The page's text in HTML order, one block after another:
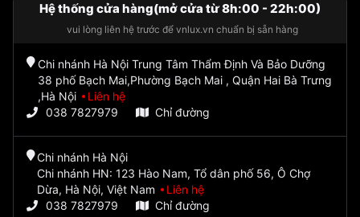
Hệ thống cửa hàng(mở cửa từ 8h:00 - 22h:00)
vui lòng liên hệ trước để vnlux.vn chuẩn bị sẵn hàng
Chi nhánh Hà Nội Trung Tâm Thẩm Định Và Bảo Dưỡng
38 phố Bạch Mai,Phường Bạch Mai , Quận Hai Bà Trưng
,Hà Nội
Liên hệ
038 7827979
Chỉ đường
Chi nhánh Hà Nội
Chi nhánh HN: 123 Hào Nam, Tổ dân phố 56, Ô Chợ
Dừa, Hà Nội, Việt Nam
Liên hệ
038 7827979
Chỉ đường